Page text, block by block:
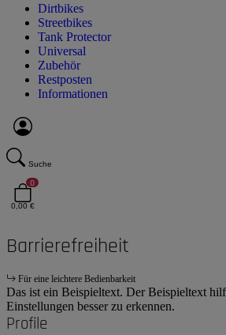
Dirtbikes
Streetbikes
Tank Protector
Universal
Zubehör
Restposten
Informationen
Suche
0
0,00 €
Barrierefreiheit
Für eine leichtere Bedienbarkeit
Das ist ein Beispieltext. Der Beispieltext
Einstellungen besser zu erkennen.
Profile